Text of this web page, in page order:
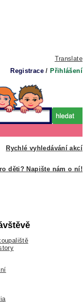
Translate
Registrace / Přihlášení
Rychlé vyhledávání akcí
děti? Napište nám o ní!